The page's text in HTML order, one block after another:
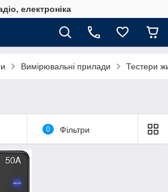
електроніка
Вимірювальні прилади Тестери
0 Фільтри